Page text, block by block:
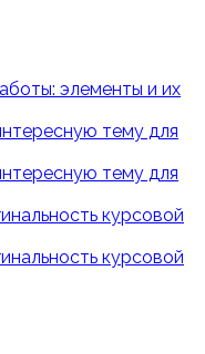
элементы и их
тему для
тему для
курсовой
курсовой